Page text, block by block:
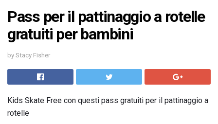
Pass per il pattinaggio a rotelle
gratuiti per bambini
by Stacy Fisher
Kids Skate Free con questi pass gratuiti per il pattinaggio a
rotelle